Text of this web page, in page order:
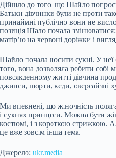
Дійшло до того, що Шайло
Батьки дівчинки були не проти
принаймні публічно вони не
позиція Шало почала змінюватися:
матір’ю на червоні доріжки і
Шайло почала носити сукні. У неї
того, вона дозволяла робити собі
повсякденному житті дівчина
джинси, шорти, кеди, оверсайзні
Ми впевнені, що жіночність
і сукнях принцеси. Можна бути
костюмі, і з короткою стрижкою.
це вже зовсім інша тема.
Джерело: ukr.media